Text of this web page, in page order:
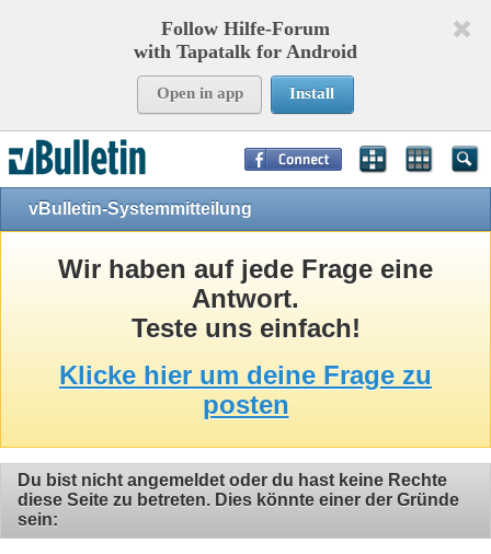
Follow Hilfe-Forum
with Tapatalk for Android
Open in app Install
vBulletin-Systemmitteilung
Wir haben auf jede Frage eine
Antwort.
Teste uns einfach!
Klicke hier um deine Frage zu
posten
Du bist nicht angemeldet oder du hast keine Rechte
diese Seite zu betreten. Dies könnte einer der Gründe
sein:
Page Time:0,08313
Templates:24